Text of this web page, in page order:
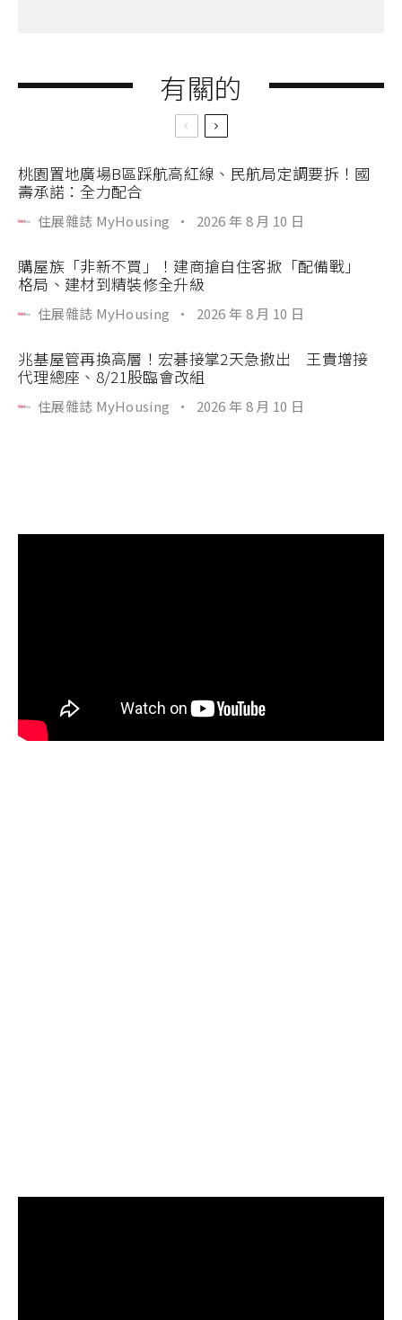
有關的
桃園置地廣場B區踩航高紅線、民航局定調要拆！國
壽承諾：全力配合
住展雜誌 MyHousing · 2026 年 8 月 10 日
購屋族「非新不買」！建商搶自住客掀「配備戰」
格局、建材到精裝修全升級
住展雜誌 MyHousing · 2026 年 8 月 10 日
兆基屋管再換高層！宏碁接掌2天急撤出 王貴增接
代理總座、8/21股臨會改組
住展雜誌 MyHousing · 2026 年 8 月 10 日